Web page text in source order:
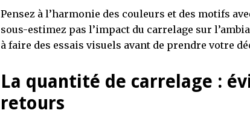
Pensez à l’harmonie des couleurs et des motifs
sous-estimez pas l’impact du carrelage sur
à faire des essais visuels avant de prendre votre
La quantité de carrelage :
retours